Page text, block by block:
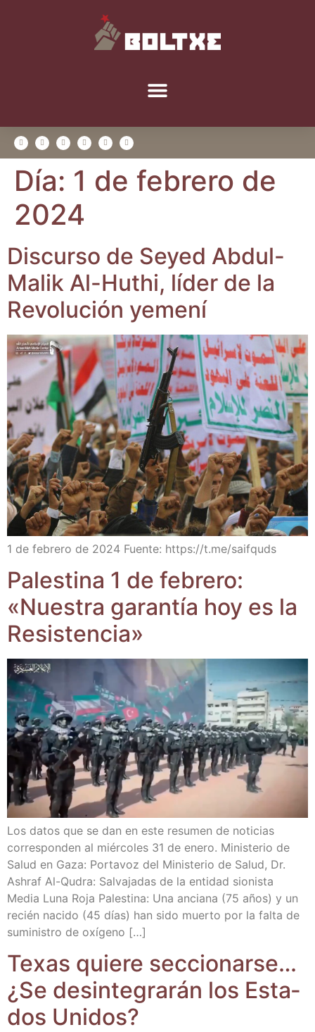
Día: 1 de febrero de
2024
Dis­cur­so de Seyed Abdul-
Malik Al-Huthi, líder de la
Revo­lu­ción yemení
1 de febre­ro de 2024 Fuen­te: https://t.me/saifquds
Pales­ti­na 1 de febre­ro:
«Nues­tra garan­tía hoy es la
Resistencia»
Los datos que se dan en este resu­men de noti­cias
corres­pon­den al miér­co­les 31 de enero. Minis­te­rio de
Salud en Gaza: Por­ta­voz del Minis­te­rio de Salud, Dr.
Ash­raf Al-Qudra: Sal­va­ja­das de la enti­dad sio­nis­ta
Media Luna Roja Pales­ti­na: Una ancia­na (75 años) y un
recién naci­do (45 días) han sido muer­to por la fal­ta de
sumi­nis­tro de oxígeno […]
Texas quie­re sec­cio­nar­se…
¿Se desin­te­gra­rán los Esta­
dos Unidos?